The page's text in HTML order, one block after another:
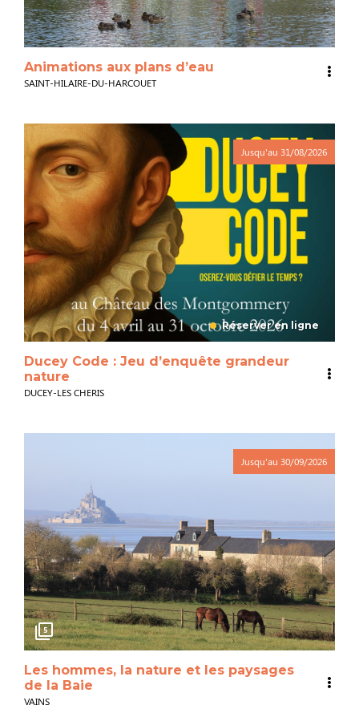
Animations aux plans d’eau
SAINT-HILAIRE-DU-HARCOUET
Jusqu'au 31/08/2026
Réserver en ligne
Ducey Code : Jeu d’enquête grandeur
nature
DUCEY-LES CHERIS
Jusqu'au 30/09/2026
5
Les hommes, la nature et les paysages
de la Baie
VAINS